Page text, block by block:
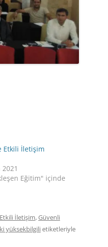
PAZARLAMA TEMELLERI
PAZARLAMA MUCIZE DEĞILDIR
PAZARLAMA CANAVARI
Etkili İletişim
Eğitim" içinde
İletişim,Güvenli
yüksekbilgilietiketleriyle